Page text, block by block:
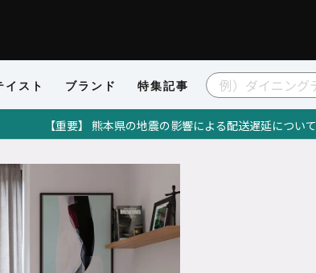
イスト ブランド 特集記事
【重要】 熊本県の地震の影響による配送遅延について